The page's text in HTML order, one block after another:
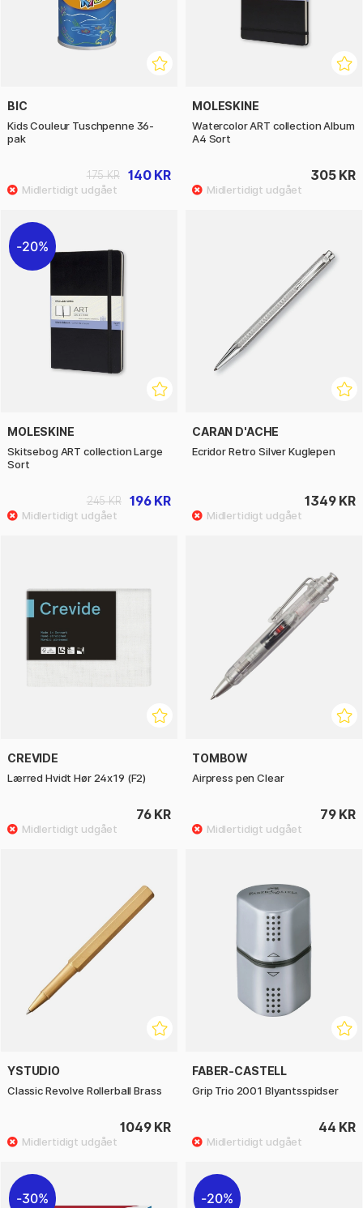
BIC
Kids Couleur Tuschpenne 36-
pak
140 KR
175 KR
MOLESKINE
Watercolor ART collection Album
A4 Sort
305 KR
20%
MOLESKINE
Skitsebog ART collection Large
Sort
196 KR
245 KR
CARAN D'ACHE
Ecridor Retro Silver Kuglepen
1349 KR
CREVIDE
Lærred Hvidt Hør 24x19 (F2)
76 KR
TOMBOW
Airpress pen Clear
79 KR
YSTUDIO
Classic Revolve Rollerball Brass
1049 KR
FABER-CASTELL
Grip Trio 2001 Blyantsspidser
44 KR
30% 20%